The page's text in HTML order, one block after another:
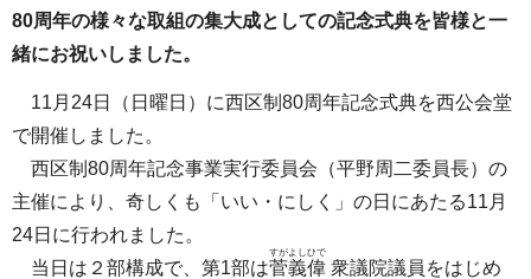
80周年の様々な取組の集大成としての記念式典を皆様と一
緒にお祝いしました。
11月24日（日曜日）に西区制80周年記念式典を西公会堂
で開催しました。
西区制80周年記念事業実行委員会（平野周二委員長）の
主催により、奇しくも「いい・にしく」の日にあたる11月
24日に行われました。
当日は２部構成で、第1部は菅義偉
すがよしひで
衆議院議員をはじめ